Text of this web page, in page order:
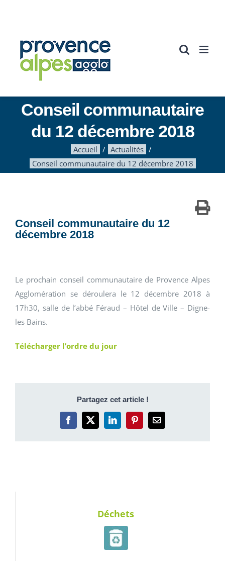
Conseil communautaire
du 12 décembre 2018
Accueil
Actualités
Conseil communautaire du 12 décembre 2018
Conseil communautaire du 12
décembre 2018
Le prochain conseil communautaire de Provence Alpes
Agglomération se déroulera le 12 décembre 2018 à
17h30, salle de l’abbé Féraud – Hôtel de Ville – Digne-
les Bains.
Télécharger l’ordre du jour
Partagez cet article !
Facebook
X LinkedInPinterestEmail
Déchets